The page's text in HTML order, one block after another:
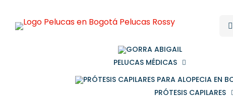
PELUCAS MÉDICAS
PRÓTESIS CAPILARES